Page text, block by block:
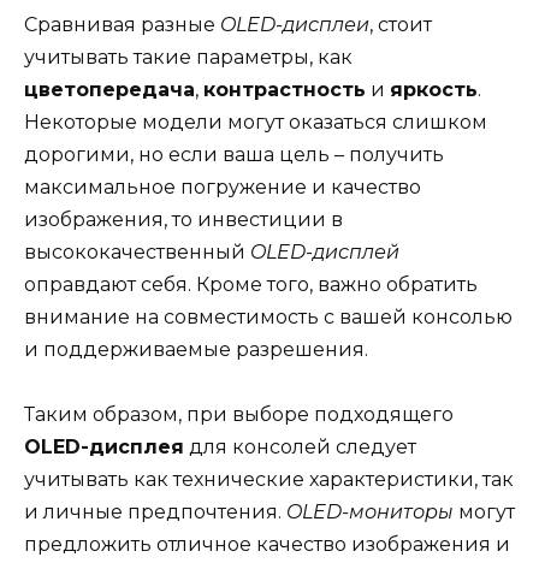
Сравнивая разные OLED-дисплеи, стоит
учитывать такие параметры, как
цветопередача, контрастность и яркость.
Некоторые модели могут оказаться слишком
дорогими, но если ваша цель – получить
максимальное погружение и качество
изображения, то инвестиции в
высококачественный OLED-дисплей
оправдают себя. Кроме того, важно обратить
внимание на совместимость с вашей консолью
и поддерживаемые разрешения.
Таким образом, при выборе подходящего
OLED-дисплея для консолей следует
учитывать как технические характеристики, так
и личные предпочтения. OLED-мониторы могут
предложить отличное качество изображения и